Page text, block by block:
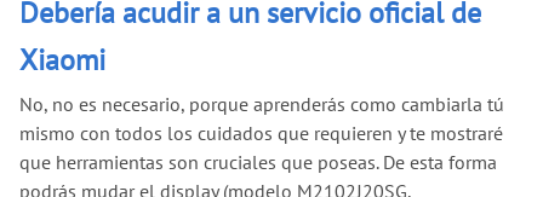
Debería acudir a un servicio oficial de
Xiaomi
No, no es necesario, porque aprenderás como cambiarla tú
mismo con todos los cuidados que requieren y te mostraré
que herramientas son cruciales que poseas. De esta forma
podrás mudar el display (modelo M2102J20SG,